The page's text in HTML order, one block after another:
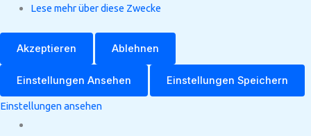
Lese mehr über diese Zwecke
Akzeptieren Ablehnen
Einstellungen Ansehen Einstellungen Speichern
Einstellungen ansehen